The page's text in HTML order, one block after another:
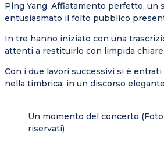
Ping Yang. Affiatamento perfetto,
entusiasmato il folto pubblico
In tre hanno iniziato con una
attenti a restituirlo con limpida
Con i due lavori successivi si è
nella timbrica, in un discorso
Un momento del concerto
riservati)